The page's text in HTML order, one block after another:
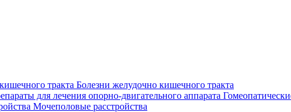
Болезни желудочно кишечного тракта
Мочеполовые расстройства